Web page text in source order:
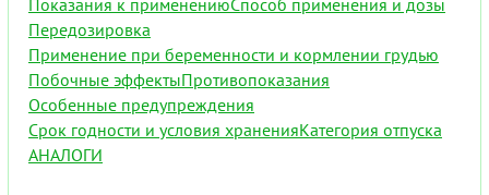
Показания к применениюСпособ применения и дозы
Передозировка
Применение при беременности и кормлении грудью
Побочные эффектыПротивопоказания
Особенные предупреждения
Срок годности и условия храненияКатегория отпуска
АНАЛОГИ